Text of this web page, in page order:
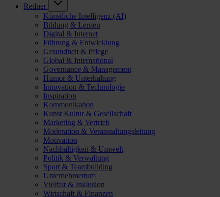
Redner
Künstliche Intelligenz (AI)
Bildung & Lernen
Digital & Internet
Führung & Entwicklung
Gesundheit & Pflege
Global & International
Governance & Management
Humor & Unterhaltung
Innovation & Technologie
Inspiration
Kommunikation
Kunst Kultur & Gesellschaft
Marketing & Vertrieb
Moderation & Veranstaltungsleitung
Motivation
Nachhaltigkeit & Umwelt
Politik & Verwaltung
Sport & Teambuilding
Unternehmertum
Vielfalt & Inklusion
Wirtschaft & Finanzen